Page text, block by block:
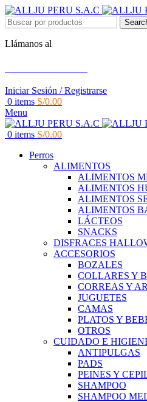
Llámanos al
Iniciar Sesión / Registrarse
0 items S/0.00
Menu
0 items S/0.00
Perros
ALIMENTOS
ALIMENTOS
ALIMENTOS
ALIMENTOS
ALIMENTOS
LÁCTEOS
SNACKS
DISFRACES
ACCESORIOS
BOZALES
COLLARES Y
CORREAS Y
JUGUETES
CAMAS
PLATOS Y
OTROS
CUIDADO E
ANTIPULGAS
PADS
PEINES Y
SHAMPOO
SHAMPOO